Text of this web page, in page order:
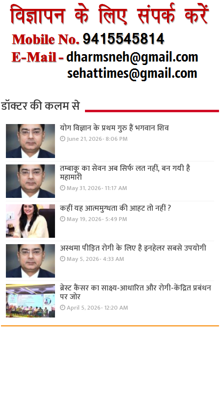
डॉक्टर की कलम से
योग विज्ञान के प्रथम गुरु हैं भगवान शिव
June 21, 2026- 8:06 PM
तम्बाकू का सेवन अब सिर्फ लत नहीं, बन गयी है
महामारी
May 31, 2026- 11:17 AM
कहीं यह आत्ममुग्धता की आहट तो नहीं ?
May 19, 2026- 5:49 PM
अस्थमा पीड़ित रोगी के लिए है इनहेलर सबसे उपयोगी
May 5, 2026- 4:33 AM
ब्रेस्ट कैंसर का साक्ष्य-आधारित और रोगी-केंद्रित प्रबंधन
पर जोर
April 5, 2026- 12:20 AM